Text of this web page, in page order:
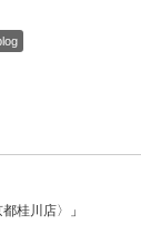
桂川店〉 」